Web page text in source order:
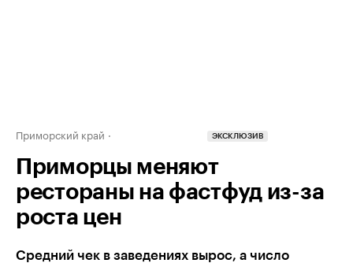
Приморский край ЭКСКЛЮЗИВ
Приморцы меняют
рестораны на фастфуд из-за
роста цен
Средний чек в заведениях вырос, а число